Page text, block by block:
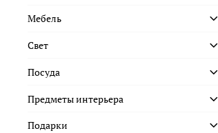
Мебель
Свет
Посуда
Предметы интерьера
Подарки